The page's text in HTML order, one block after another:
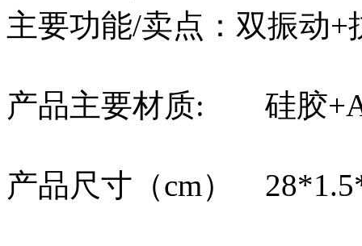
主要功能/卖点：双振动+
产品主要材质: 硅胶
产品尺寸（cm）